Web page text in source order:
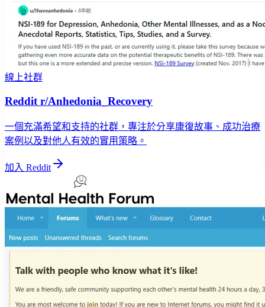
線上社群
Reddit r/Anhedonia_Recovery
一個充滿希望和支持的社群，專注於分享康復故事、成功治療
案例以及對他人有效的實用策略。
加入 Reddit